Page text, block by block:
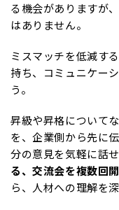
る機会がありますが
はありません。
ミスマッチを低減す
持ち、コミュニケー
う。
昇級や昇格について
を、企業側から先に
分の意見を気軽に話せ
る、交流会を複数回
ら、人材への理解を